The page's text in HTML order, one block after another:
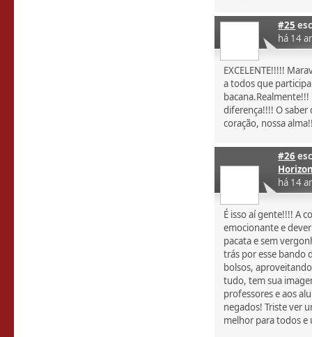
#25
há 14
EXCELENTE!!!!!
a todos que
diferença!!!! O saber
coração, nossa
#26
há 14
É isso aí gente!!!! A
emocionante e
pacata e sem
trás por esse bando
bolsos,
tudo, tem sua
professores e aos
negados! Triste ver
melhor para todos e